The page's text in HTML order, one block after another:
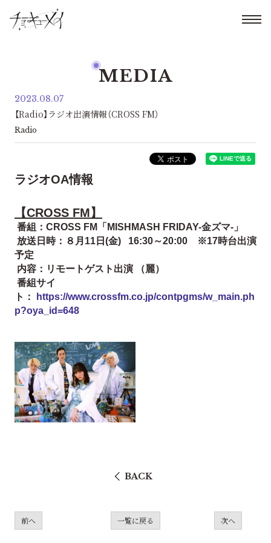
MEDIA
2023.08.07
【Radio】ラジオ出演情報（CROSS FM）
Radio
ラジオOA情報
【CROSS FM】
番組：CROSS FM「MISHMASH FRIDAY-金ズマ-」
放送日時：８月11日(金) 16:30～20:00 ※17時台出演
予定
内容：リモートゲスト出演 （麗）
番組サイ
ト：
https://www.crossfm.co.jp/contpgms/w_main.ph
p?oya_id=648
BACK
前へ 一覧に戻る 次へ